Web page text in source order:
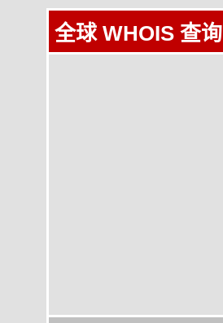
全球 WHOIS 查询